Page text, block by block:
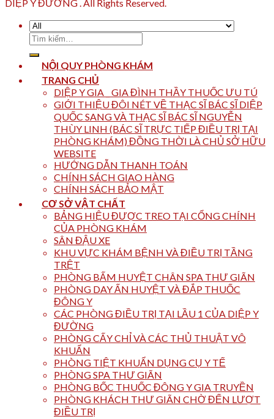
DIỆP Y ĐƯỜNG . All Rights Reserved.
Tìm
kiếm:
NỘI QUY PHÒNG KHÁM
TRANG CHỦ
DIỆP Y GIA _ GIA ĐÌNH THẦY THUỐC ƯU TÚ
GIỚI THIỆU ĐÔI NÉT VỀ THẠC SĨ BÁC SĨ DIỆP
QUỐC SANG VÀ THẠC SĨ BÁC SĨ NGUYỄN
THÙY LINH (BÁC SĨ TRỰC TIẾP ĐIỀU TRỊ TẠI
PHÒNG KHÁM) ĐỒNG THỜI LÀ CHỦ SỞ HỮU
WEBSITE
HƯỚNG DẪN THANH TOÁN
CHÍNH SÁCH GIAO HÀNG
CHÍNH SÁCH BẢO MẬT
CƠ SỞ VẬT CHẤT
BẢNG HIỆU ĐƯỢC TREO TẠI CỔNG CHÍNH
CỦA PHÒNG KHÁM
SÂN ĐẬU XE
KHU VỰC KHÁM BỆNH VÀ ĐIỀU TRỊ TẦNG
TRỆT
PHÒNG BẤM HUYỆT CHÂN SPA THƯ GIÃN
PHÒNG DAY ẤN HUYỆT VÀ ĐẮP THUỐC
ĐÔNG Y
CÁC PHÒNG ĐIỀU TRỊ TẠI LẦU 1 CỦA DIỆP Y
ĐƯỜNG
PHÒNG CẤY CHỈ VÀ CÁC THỦ THUẬT VÔ
KHUẨN
PHÒNG TIỆT KHUẨN DỤNG CỤ Y TẾ
PHÒNG SPA THƯ GIÃN
PHÒNG BỐC THUỐC ĐÔNG Y GIA TRUYỀN
PHÒNG KHÁCH THƯ GIÃN CHỜ ĐẾN LƯỢT
ĐIỀU TRỊ